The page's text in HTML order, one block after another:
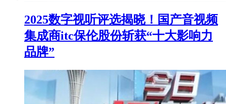
2025数字视听评选揭晓！国产音视频
集成商itc保伦股份斩获“十大影响力
品牌”